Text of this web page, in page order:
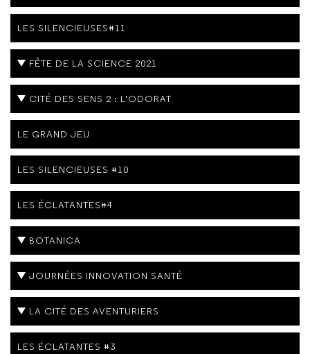
LES SILENCIEUSES#11
FÊTE DE LA SCIENCE 2021
CITÉ DES SENS 2 : L'ODORAT
LE GRAND JEU
LES SILENCIEUSES #10
LES ÉCLATANTES#4
BOTANICA
JOURNÉES INNOVATION SANTÉ
LA CITÉ DES AVENTURIERS
LES ÉCLATANTES #3